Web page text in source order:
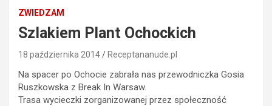
ZWIEDZAM
Szlakiem Plant Ochockich
18 października 2014 Receptananude.pl
Na spacer po Ochocie zabrała nas przewodniczka Gosia
Ruszkowska z Break In Warsaw.
Trasa wycieczki zorganizowanej przez społeczność